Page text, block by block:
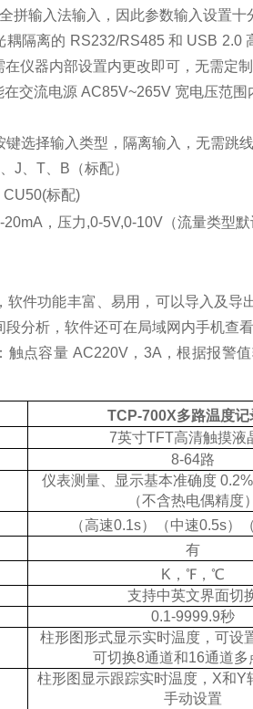
拼输入法输入，因此参数输入设置十
耦隔离的 RS232/RS485 和 USB
仪器内部设置内更改即可，无需定制
交流电源 AC85V~265V 宽电压范
选择输入类型，隔离输入，无需跳
J、T、B（标配）
标配)
，压力,0-5V,0-10V（流量类型默
软件功能丰富、易用，可以导入及
分析，软件还可在局域网内手机查看
触点容量 AC220V，3A，根据报警
TCP-700X多路温度记
7英寸TFT高清触摸液
8-64路
仪表测量、显示基本准确度
（不含热电偶精度）
（高速0.1s）（中速0.5s）
有
K ，℉，℃
支持中英文界面切
0.1-9999.9秒
柱形图形式显示实时温度，可设
可切换8通道和16通道多
柱形图显示跟踪实时温度， X和Y
手动设置